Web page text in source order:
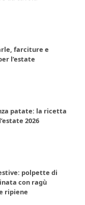
farciture e
l’estate
patate: la ricetta
2026
polpette di
con ragù
ripiene